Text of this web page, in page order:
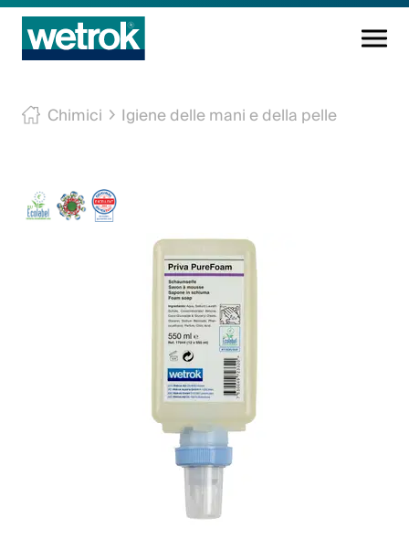
Prodotti di pulizia
Servizio
Chimici Igiene delle mani e della pelle